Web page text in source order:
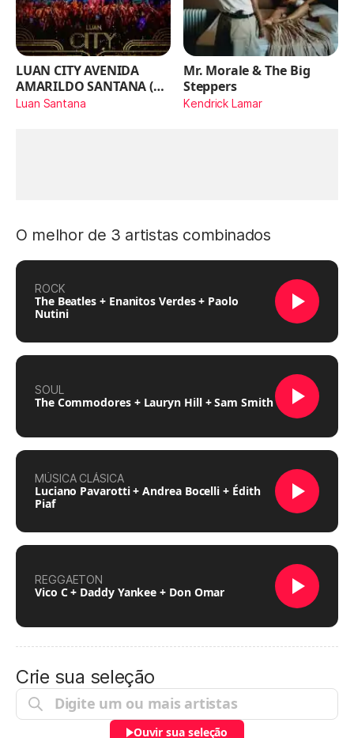
LUAN CITY AVENIDA
AMARILDO SANTANA (Ao
Vivo)
Luan Santana
Mr. Morale & The Big
Steppers
Kendrick Lamar
O melhor de 3 artistas combinados
ROCK
The Beatles + Enanitos Verdes + Paolo
Nutini
SOUL
The Commodores + Lauryn Hill + Sam Smith
MÚSICA CLÁSICA
Luciano Pavarotti + Andrea Bocelli + Édith
Piaf
REGGAETON
Vico C + Daddy Yankee + Don Omar
Crie sua seleção
Ouvir sua seleção